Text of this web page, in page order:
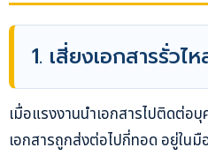
1. เสี่ยงเอกสารรั่วไ
เมื่อแรงงานนำเอกสารไปติดต่อ
เอกสารถูกส่งต่อไปกี่ทอด อยู่ในมื